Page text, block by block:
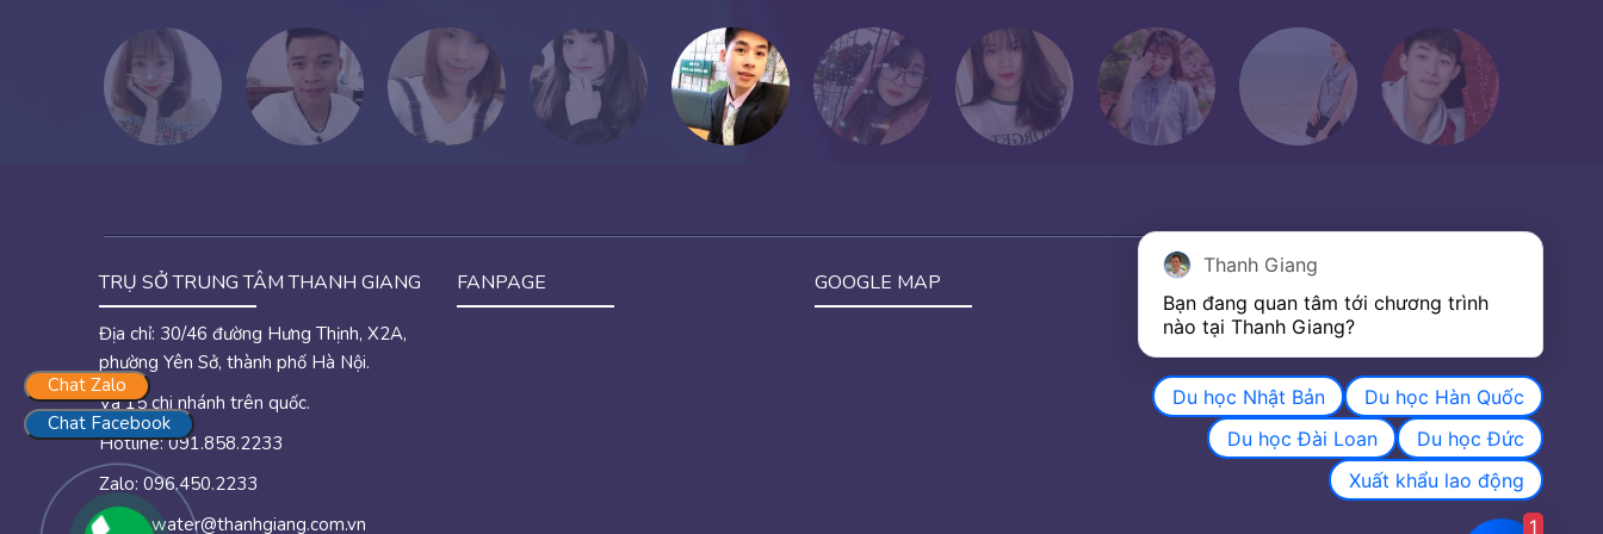
TRỤ SỞ TRUNG TÂM THANH GIANG
Địa chỉ: 30/46 đường Hưng Thịnh, X2A,
phường Yên Sở, thành phố Hà Nội.
Và 15 chi nhánh trên quốc.
Hotline: 091.858.2233
Zalo: 096.450.2233
Email:water@thanhgiang.com.vn
FANPAGE GOOGLE MAP
Chat Zalo
Chat Facebook
Thanh Giang
Bạn đang quan tâm tới chương trình
nào tại Thanh Giang?
Du học Nhật Bản
Du học Hàn Quốc
Du học Đài Loan
Du học Đức
Xuất khẩu lao động
1